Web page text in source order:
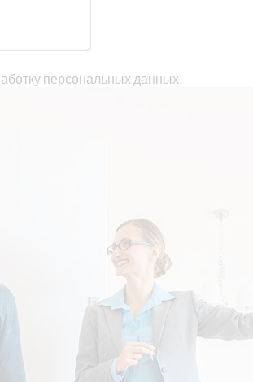
персональных данных